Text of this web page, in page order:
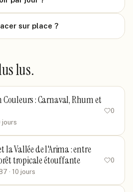
sur place ?
lus.
Couleurs : Carnaval, Rhum et
jours
0
la Vallée de l'Arima : entre
tropicale étouffante
· 10 jours
0